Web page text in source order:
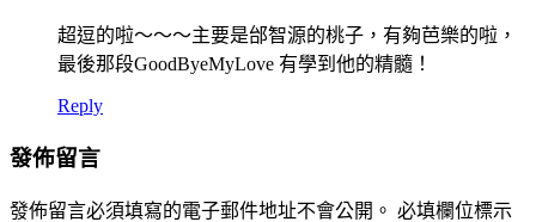
超逗的啦～～～主要是邰智源的桃子，有夠芭樂的啦，
最後那段GoodByeMyLove 有學到他的精髓！
Reply
發佈留言
發佈留言必須填寫的電子郵件地址不會公開。 必填欄位標示